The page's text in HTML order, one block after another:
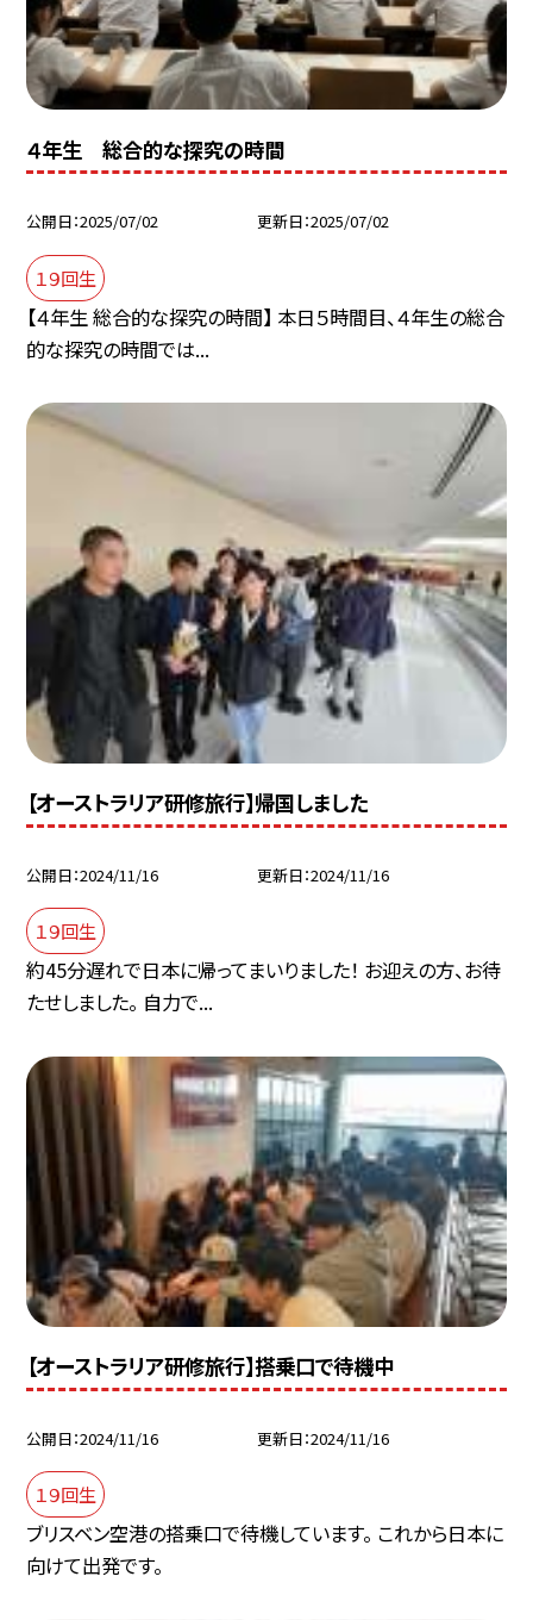
４年生 総合的な探究の時間
公開日 2025/07/02 更新日 2025/07/02
１９回生
【４年生 総合的な探究の時間】 本日５時間目、４年生の総合
的な探究の時間では...
【オーストラリア研修旅行】帰国しました
公開日 2024/11/16 更新日 2024/11/16
１９回生
約45分遅れで日本に帰ってまいりました！ お迎えの方、お待
たせしました。 自力で...
【オーストラリア研修旅行】搭乗口で待機中
公開日 2024/11/16 更新日 2024/11/16
１９回生
ブリスベン空港の搭乗口で待機しています。 これから日本に
向けて出発です。